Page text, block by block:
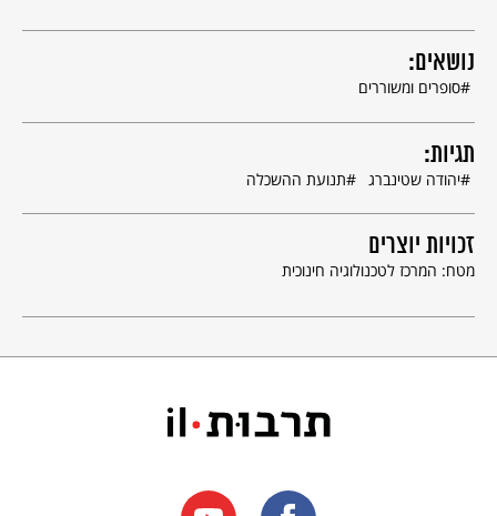
נושאים:
סופרים ומשוררים
תגיות:
יהודה שטינברג תנועת ההשכלה
זכויות יוצרים
מטח: המרכז לטכנולוגיה חינוכית